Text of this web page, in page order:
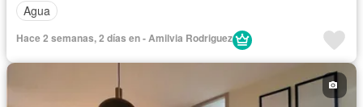
Agua
Hace 2 semanas, 2 días en - Amilvia Rodriguez